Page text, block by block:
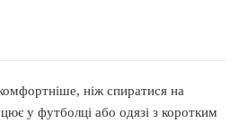
ніж спиратися на
у футболці або одязі з коротким